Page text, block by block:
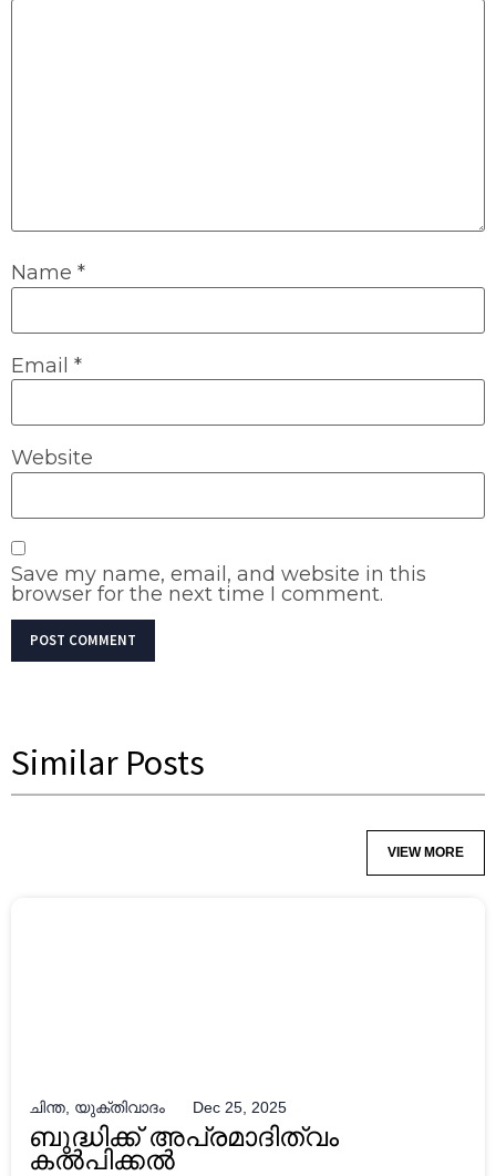
Name *
Email *
Website
Save my name, email, and website in this
browser for the next time I comment.
Similar Posts
VIEW MORE
ചിന്ത യുക്തിവാദം Dec 25, 2025
ബുദ്ധിക്ക് അപ്രമാദിത്വം
കൽപിക്കൽ